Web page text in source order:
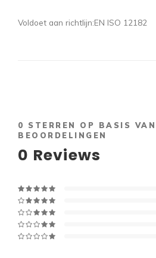
Voldoet aan richtlijn:EN ISO 12182
0 STERREN OP BASIS VAN
BEOORDELINGEN
0 Reviews